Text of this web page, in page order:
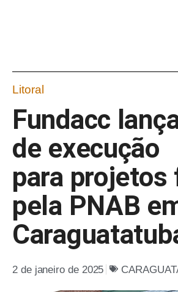
Litoral
Fundacc
de execução
para
pela PNAB
2 de janeiro de 2025